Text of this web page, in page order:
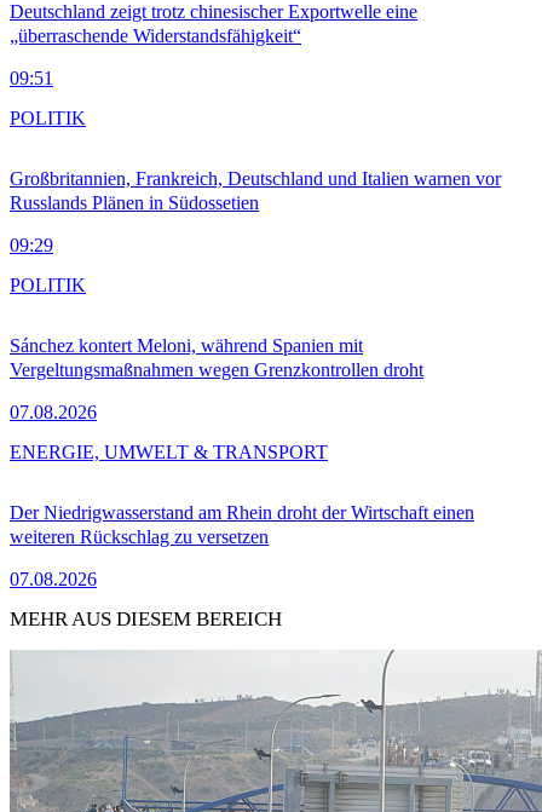
Deutschland zeigt trotz chinesischer Exportwelle eine
„überraschende Widerstandsfähigkeit“
09:51
Großbritannien, Frankreich, Deutschland und Italien warnen vor
Russlands Plänen in Südossetien
09:29
POLITIK
Sánchez kontert Meloni, während Spanien mit
Vergeltungsmaßnahmen wegen Grenzkontrollen droht
07.08.2026
POLITIK
Der Niedrigwasserstand am Rhein droht der Wirtschaft einen
weiteren Rückschlag zu versetzen
07.08.2026
ENERGIE, UMWELT & TRANSPORT
MEHR AUS DIESEM BEREICH